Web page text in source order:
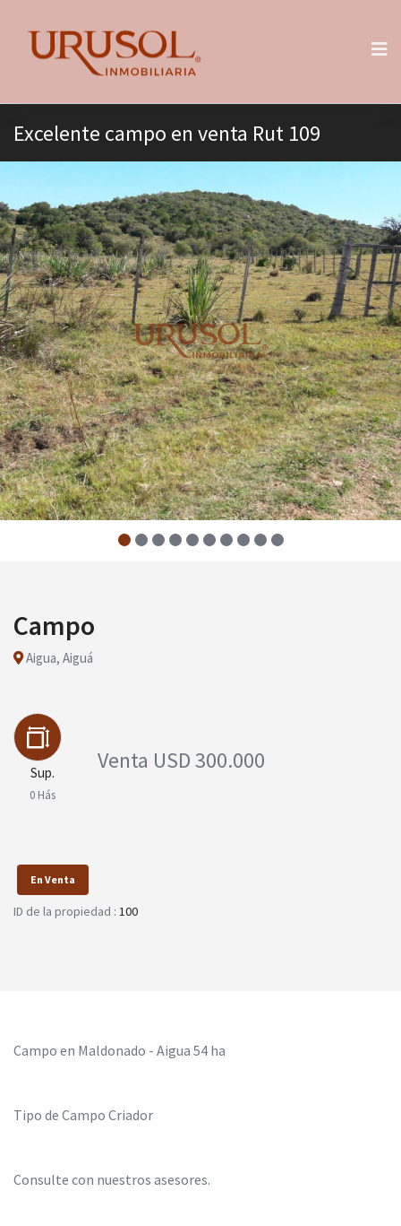
Excelente campo en venta Rut 109
Campo
Aigua, Aiguá
Sup.
0 Hás
Venta USD 300.000
En Venta
ID de la propiedad : 100
Campo en Maldonado - Aigua 54 ha
Tipo de Campo Criador
Consulte con nuestros asesores.